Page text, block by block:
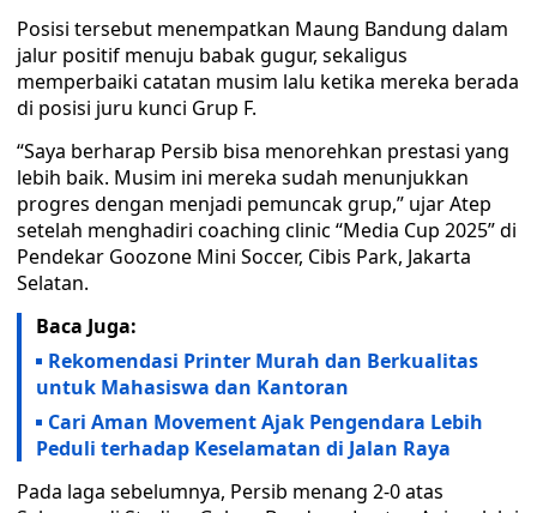
Posisi tersebut menempatkan Maung Bandung dalam
jalur positif menuju babak gugur, sekaligus
memperbaiki catatan musim lalu ketika mereka berada
di posisi juru kunci Grup F.
“Saya berharap Persib bisa menorehkan prestasi yang
lebih baik. Musim ini mereka sudah menunjukkan
progres dengan menjadi pemuncak grup,” ujar Atep
setelah menghadiri coaching clinic “Media Cup 2025” di
Pendekar Goozone Mini Soccer, Cibis Park, Jakarta
Selatan.
Baca Juga:
Rekomendasi Printer Murah dan Berkualitas
untuk Mahasiswa dan Kantoran
Cari Aman Movement Ajak Pengendara Lebih
Peduli terhadap Keselamatan di Jalan Raya
Pada laga sebelumnya, Persib menang 2-0 atas